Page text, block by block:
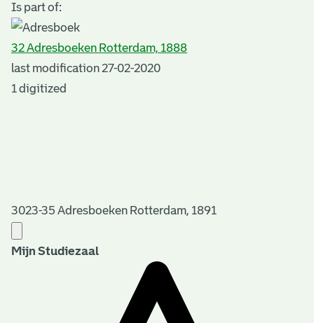
Is part of:
32 Adresboeken Rotterdam, 1888
last modification 27-02-2020
1 digitized
3023-35 Adresboeken Rotterdam, 1891
Mijn Studiezaal